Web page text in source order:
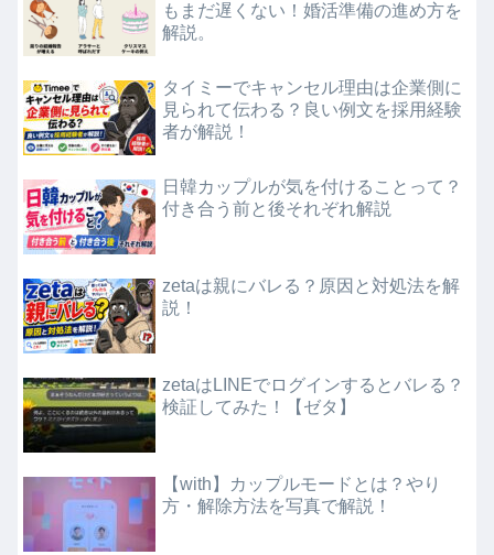
もまだ遅くない！婚活準備の進め方を
解説。
タイミーでキャンセル理由は企業側に
見られて伝わる？良い例文を採用経験
者が解説！
日韓カップルが気を付けることって？
付き合う前と後それぞれ解説
zetaは親にバレる？原因と対処法を解
説！
zetaはLINEでログインするとバレる？
検証してみた！【ゼタ】
【with】カップルモードとは？やり
方・解除方法を写真で解説！